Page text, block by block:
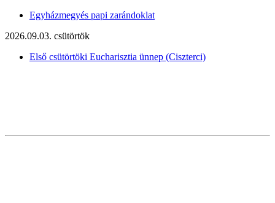
Egyházmegyés papi zarándoklat
2026.09.03. csütörtök
Első csütörtöki Eucharisztia ünnep (Ciszterci)